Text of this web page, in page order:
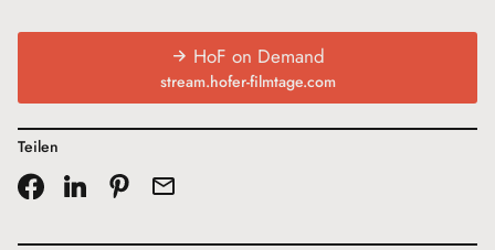
HoF on Demand
stream.hofer-filmtage.com
Teilen